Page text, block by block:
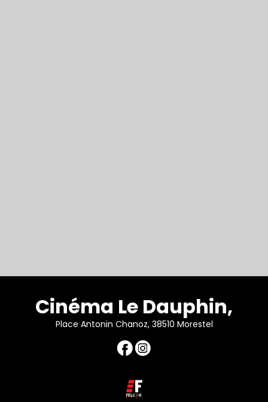
Cinéma Le Dauphin,
Place Antonin Chanoz, 38510 Morestel